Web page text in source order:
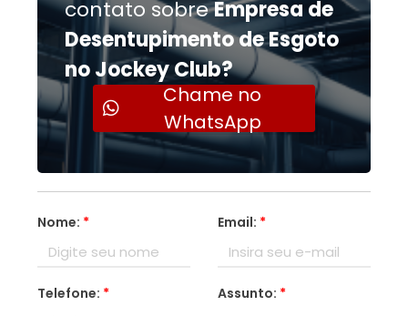
contato sobreEmpresa de
Desentupimento de Esgoto
no Jockey Club?
Chame no
WhatsApp
Nome: * Email: *
Telefone: * Assunto: *